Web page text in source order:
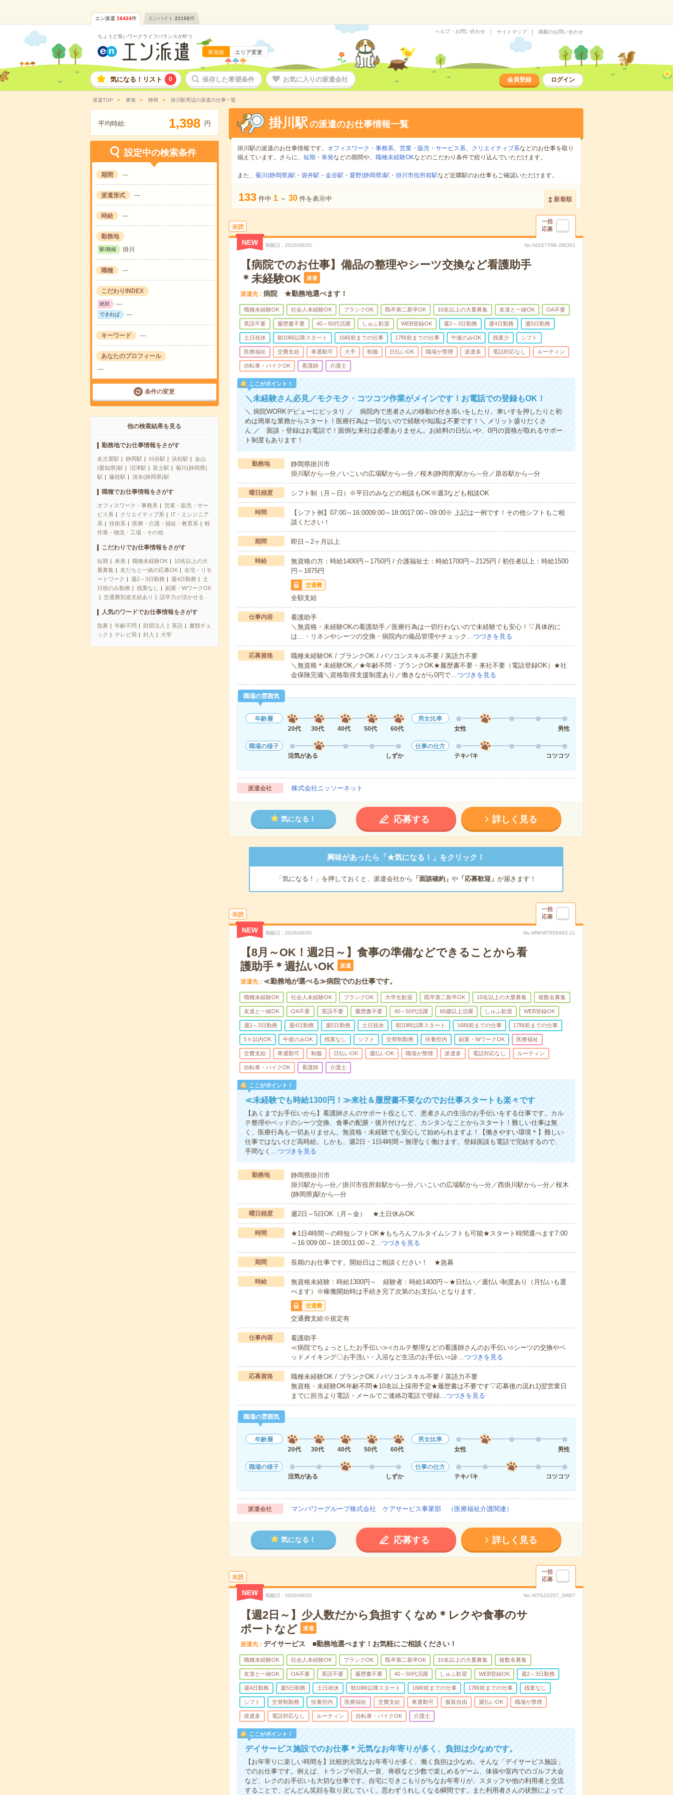
エン派遣 16424件 エンバイト 22168件
ちょうど良いワークライフバランスが叶う
東海版 エリア変更
ヘルプ・お問い合わせ サイトマップ 掲載のお問い合わせ
気になる！リスト 0 保存した希望条件 お気に入りの派遣会社 会員登録 ログイン
派遣TOP 東海 静岡 掛川駅周辺の派遣の仕事一覧
平均時給: 1,398 円
設定中の検索条件
期間 ---
派遣形式 ---
時給 ---
勤務地
駅/路線 掛川
職種 ---
こだわりINDEX
絶対 ---
できれば ---
キーワード ---
あなたのプロフィール
---
条件の変更
他の検索結果を見る
勤務地でお仕事情報をさがす
名古屋駅 静岡駅 刈谷駅 浜松駅
金山
(愛知県)駅
沼津駅 富士駅
菊川(静岡県)
駅
藤枝駅 清水(静岡県)駅
職種でお仕事情報をさがす
オフィスワーク・事務系
営業・販売・サー
ビス系
クリエイティブ系
IT・エンジニア
系
技術系 医療・介護・福祉・教育系
軽
作業・物流・工場・その他
こだわりでお仕事情報をさがす
短期 単発 職種未経験OK
10名以上の大
量募集
友だちと一緒の応募OK
在宅・リモ
ートワーク
週2～3日勤務 週4日勤務
土
日祝のみ勤務
残業なし
副業・WワークOK
交通費別途支給あり
語学力が活かせる
人気のワードでお仕事情報をさがす
急募 年齢不問 財団法人 英語
書類チェ
ック
テレビ局 封入 大学
掛川駅の派遣のお仕事情報一覧
掛川駅の派遣のお仕事情報です。 オフィスワーク・事務系、 営業・販売・サービス系、 クリエイティブ系などのお仕事を取り
揃えています。さらに、 短期 ・ 単発などの期間や、 職種未経験OKなどのこだわり条件で絞り込んでいただけます。
また、 菊川(静岡県)駅 ・ 袋井駅 ・ 金谷駅 ・ 愛野(静岡県)駅 ・ 掛川市役所前駅など近隣駅のお仕事もご確認いただけます。
133 件中 1 ～ 30 件を表示中 新着順
未読
一括
応募
NEW 掲載日 2026/08/05 No.NISSTTRK-2BO61
【病院でのお仕事】備品の整理やシーツ交換など看護助手
＊未経験OK
派遣
派遣先 病院 ★勤務地選べます！
職種未経験OK 社会人未経験OK ブランクOK 既卒第二新卒OK 10名以上の大量募集 友達と一緒OK OA不要
英語不要 履歴書不要 40～50代活躍 しゅふ歓迎 WEB登録OK 週2～3日勤務 週4日勤務 週5日勤務
土日祝休 朝10時以降スタート 16時前までの仕事 17時前までの仕事 午後のみOK 残業少 シフト
医療福祉 交費支給 車通勤可 大手 制服 日払いOK 職場が禁煙 派遣多 電話対応なし ルーティン
自転車・バイクOK 看護師 介護士
ここがポイント！
＼未経験さん必見／モクモク・コツコツ作業がメインです！お電話での登録もOK！
＼ 病院WORKデビューにピッタリ ／ 病院内で患者さんの移動の付き添いをしたり、車いすを押したりと初
めは簡単な業務からスタート！医療行為は一切ないので経験や知識は不要です！＼ メリット盛りだくさ
ん ／ 面談・登録はお電話で！面倒な来社は必要ありません。お給料の日払いや、0円の資格が取れるサポー
ト制度もあります！
勤務地
静岡県掛川市
掛川駅から---分／いこいの広場駅から---分／桜木(静岡県)駅から---分／原谷駅から---分
曜日頻度 シフト制（月～日）※平日のみなどの相談もOK※週3なども相談OK
時間
【シフト例】07:00～16:0009:00～18:0017:00～09:00※ 上記は一例です！その他シフトもご相
談ください！
期間 即日～2ヶ月以上
時給
無資格の方：時給1400円～1750円 / 介護福祉士：時給1700円～2125円 / 初任者以上：時給1500
円～1875円
交通費
全額支給
仕事内容
看護助手
＼無資格・未経験OKの看護助手／医療行為は一切行わないので未経験でも安心！▽具体的に
は…・リネンやシーツの交換・病院内の備品管理やチェック…つづきを見る
応募資格
職種未経験OK / ブランクOK / パソコンスキル不要 / 英語力不要
＼無資格＊未経験OK／★年齢不問・ブランクOK★履歴書不要・来社不要（電話登録OK）★社
会保険完備＼資格取得支援制度あり／働きながら0円で…つづきを見る
職場の雰囲気
年齢層
20代
30代 40代 50代 60代
男女比率
女性
男性
職場の様子
活気がある
しずか
仕事の仕方
テキパキ
コツコツ
派遣会社 株式会社ニッソーネット
気になる！ 応募する 詳しく見る
興味があったら「★気になる！」をクリック！
「気になる！」を押しておくと、派遣会社から 「面談確約」 や「応募歓迎」 が届きます！
未読
一括
応募
NEW 掲載日 2026/08/05 No.MNPWT856962-21
【8月～OK！週2日～】食事の準備などできることから看
護助手＊週払いOK
派遣
派遣先 ≪勤務地が選べる≫病院でのお仕事です。
職種未経験OK 社会人未経験OK ブランクOK 大学生歓迎 既卒第二新卒OK 10名以上の大量募集 複数名募集
友達と一緒OK OA不要 英語不要 履歴書不要 40～50代活躍 60歳以上活躍 しゅふ歓迎 WEB登録OK
週2～3日勤務 週4日勤務 週5日勤務 土日祝休 朝10時以降スタート 16時前までの仕事 17時前までの仕事
5ｈ以内OK 午後のみOK 残業なし シフト 交替制勤務 扶養控内 副業・WワークOK 医療福祉
交費支給 車通勤可 制服 日払いOK 週払いOK 職場が禁煙 派遣多 電話対応なし ルーティン
自転車・バイクOK 看護師 介護士
ここがポイント！
≪未経験でも時給1300円！≫来社＆履歴書不要なのでお仕事スタートも楽々です
【あくまでお手伝いから】看護師さんのサポート役として、患者さんの生活のお手伝いをする仕事です。カル
テ整理やベッドのシーツ交換、食事の配膳・後片付けなど、カンタンなことからスタート！難しい仕事は無
く、医療行為も一切ありません。無資格・未経験でも安心して始められますよ！【働きやすい環境＊】難しい
仕事ではないけど高時給。しかも、週2日・1日4時間～無理なく働けます。登録面談も電話で完結するので、
手間なく…つづきを見る
勤務地
静岡県掛川市
掛川駅から---分／掛川市役所前駅から---分／いこいの広場駅から---分／西掛川駅から---分／桜木
(静岡県)駅から---分
曜日頻度 週2日～5日OK（月～金） ★土日休みOK
時間
★1日4時間～の時短シフトOK★もちろんフルタイムシフトも可能★スタート時間選べます7:00
～16:009:00～18:0011:00～2…つづきを見る
期間 長期のお仕事です。開始日はご相談ください！ ★急募
時給
無資格未経験：時給1300円～ 経験者：時給1400円～★日払い／週払い制度あり（月払いも選
べます）※稼働開始時は手続き完了次第のお支払いとなります。
交通費
交通費支給※規定有
仕事内容
看護助手
≪病院でちょっとしたお手伝い≫○カルテ整理などの看護師さんのお手伝い○シーツの交換やベ
ッドメイキング〇お手洗い・入浴など生活のお手伝い○診…つづきを見る
応募資格
職種未経験OK / ブランクOK / パソコンスキル不要 / 英語力不要
無資格・未経験OK年齢不問★10名以上採用予定★履歴書は不要です▽応募後の流れ1)翌営業日
までに担当より電話・メールでご連絡2)電話で登録…つづきを見る
職場の雰囲気
年齢層
20代
30代 40代 50代 60代
男女比率
女性
男性
職場の様子
活気がある
しずか
仕事の仕方
テキパキ
コツコツ
派遣会社 マンパワーグループ株式会社 ケアサービス事業部 （医療福祉介護関連）
気になる！ 応募する 詳しく見る
未読
一括
応募
NEW 掲載日 2026/08/05 No.NITSZSZ07_DRBT
【週2日～】少人数だから負担すくなめ＊レクや食事のサ
ポートなど
派遣
派遣先 デイサービス ■勤務地選べます！お気軽にご相談ください！
職種未経験OK 社会人未経験OK ブランクOK 既卒第二新卒OK 10名以上の大量募集 複数名募集
友達と一緒OK OA不要 英語不要 履歴書不要 40～50代活躍 しゅふ歓迎 WEB登録OK 週2～3日勤務
週4日勤務 週5日勤務 土日祝休 朝10時以降スタート 16時前までの仕事 17時前までの仕事 残業なし
シフト 交替制勤務 扶養控内 医療福祉 交費支給 車通勤可 服装自由 週払いOK 職場が禁煙
派遣多 電話対応なし ルーティン 自転車・バイクOK 介護士
ここがポイント！
デイサービス施設でのお仕事＊元気なお年寄りが多く、負担は少なめです。
【お年寄りに楽しい時間を】比較的元気なお年寄りが多く、働く負担は少なめ。そんな「デイサービス施設」
でのお仕事です。例えば、トランプや百人一首、将棋など少数で楽しめるゲーム、体操や室内でのゴルフ大会
など、レクのお手伝いも大切な仕事です。自宅に引きこもりがちなお年寄りが、スタッフや他の利用者と交流
することで、どんどん笑顔を取り戻していく。思わずうれしくなる瞬間です。また利用者さんの状態によって